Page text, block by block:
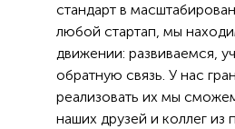
стандарт в
любой стартап, мы
движении: развиваемся,
обратную связь. У нас
реализовать их мы
наших друзей и коллег